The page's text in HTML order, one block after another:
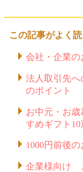
この記事がよく
会社・企業
法人取引先
のポイント
お中元・お
すめギフト10
1000円前後
企業様向け